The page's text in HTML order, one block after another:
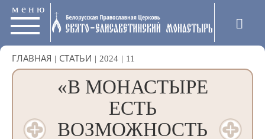
меню
ГЛАВНАЯ | СТАТЬИ | 2024 | 11
«В МОНАСТЫРЕ
ЕСТЬ
ВОЗМОЖНОСТЬ